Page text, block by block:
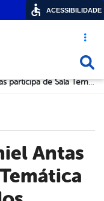
Acesso
Vice-prefeito Daniel Antas participa de Sala Temática na XXVI Marcha dos Prefeitos e debate déficit de recursos federais nos municípios
ACESSIBILIDADE